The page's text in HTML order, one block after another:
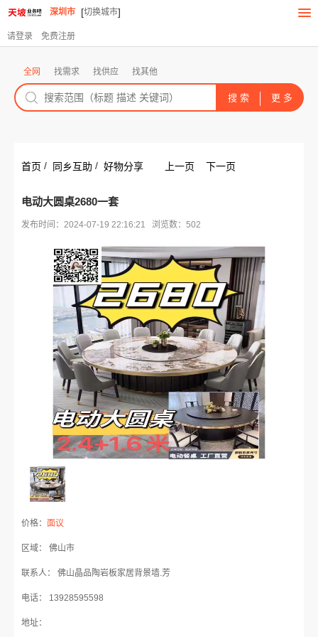
深圳市 [切换城市]
请登录 免费注册
全网 找需求 找供应 找其他
首页 / 同乡互助 / 好物分享 上一页 下一页
电动大圆桌2680一套
发布时间：2024-07-19 22:16:21 浏览数：502
价格： 面议
区域： 佛山市
联系人： 佛山晶品陶岩板家居背景墙.芳
电话： 13928595598
地址：